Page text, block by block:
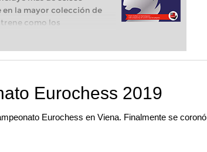
la mayor colección de
como los
2020 de ChessBase
sus variantes favoritas, a
Eurochess 2019
Eurochess en Viena. Finalmente se coronó